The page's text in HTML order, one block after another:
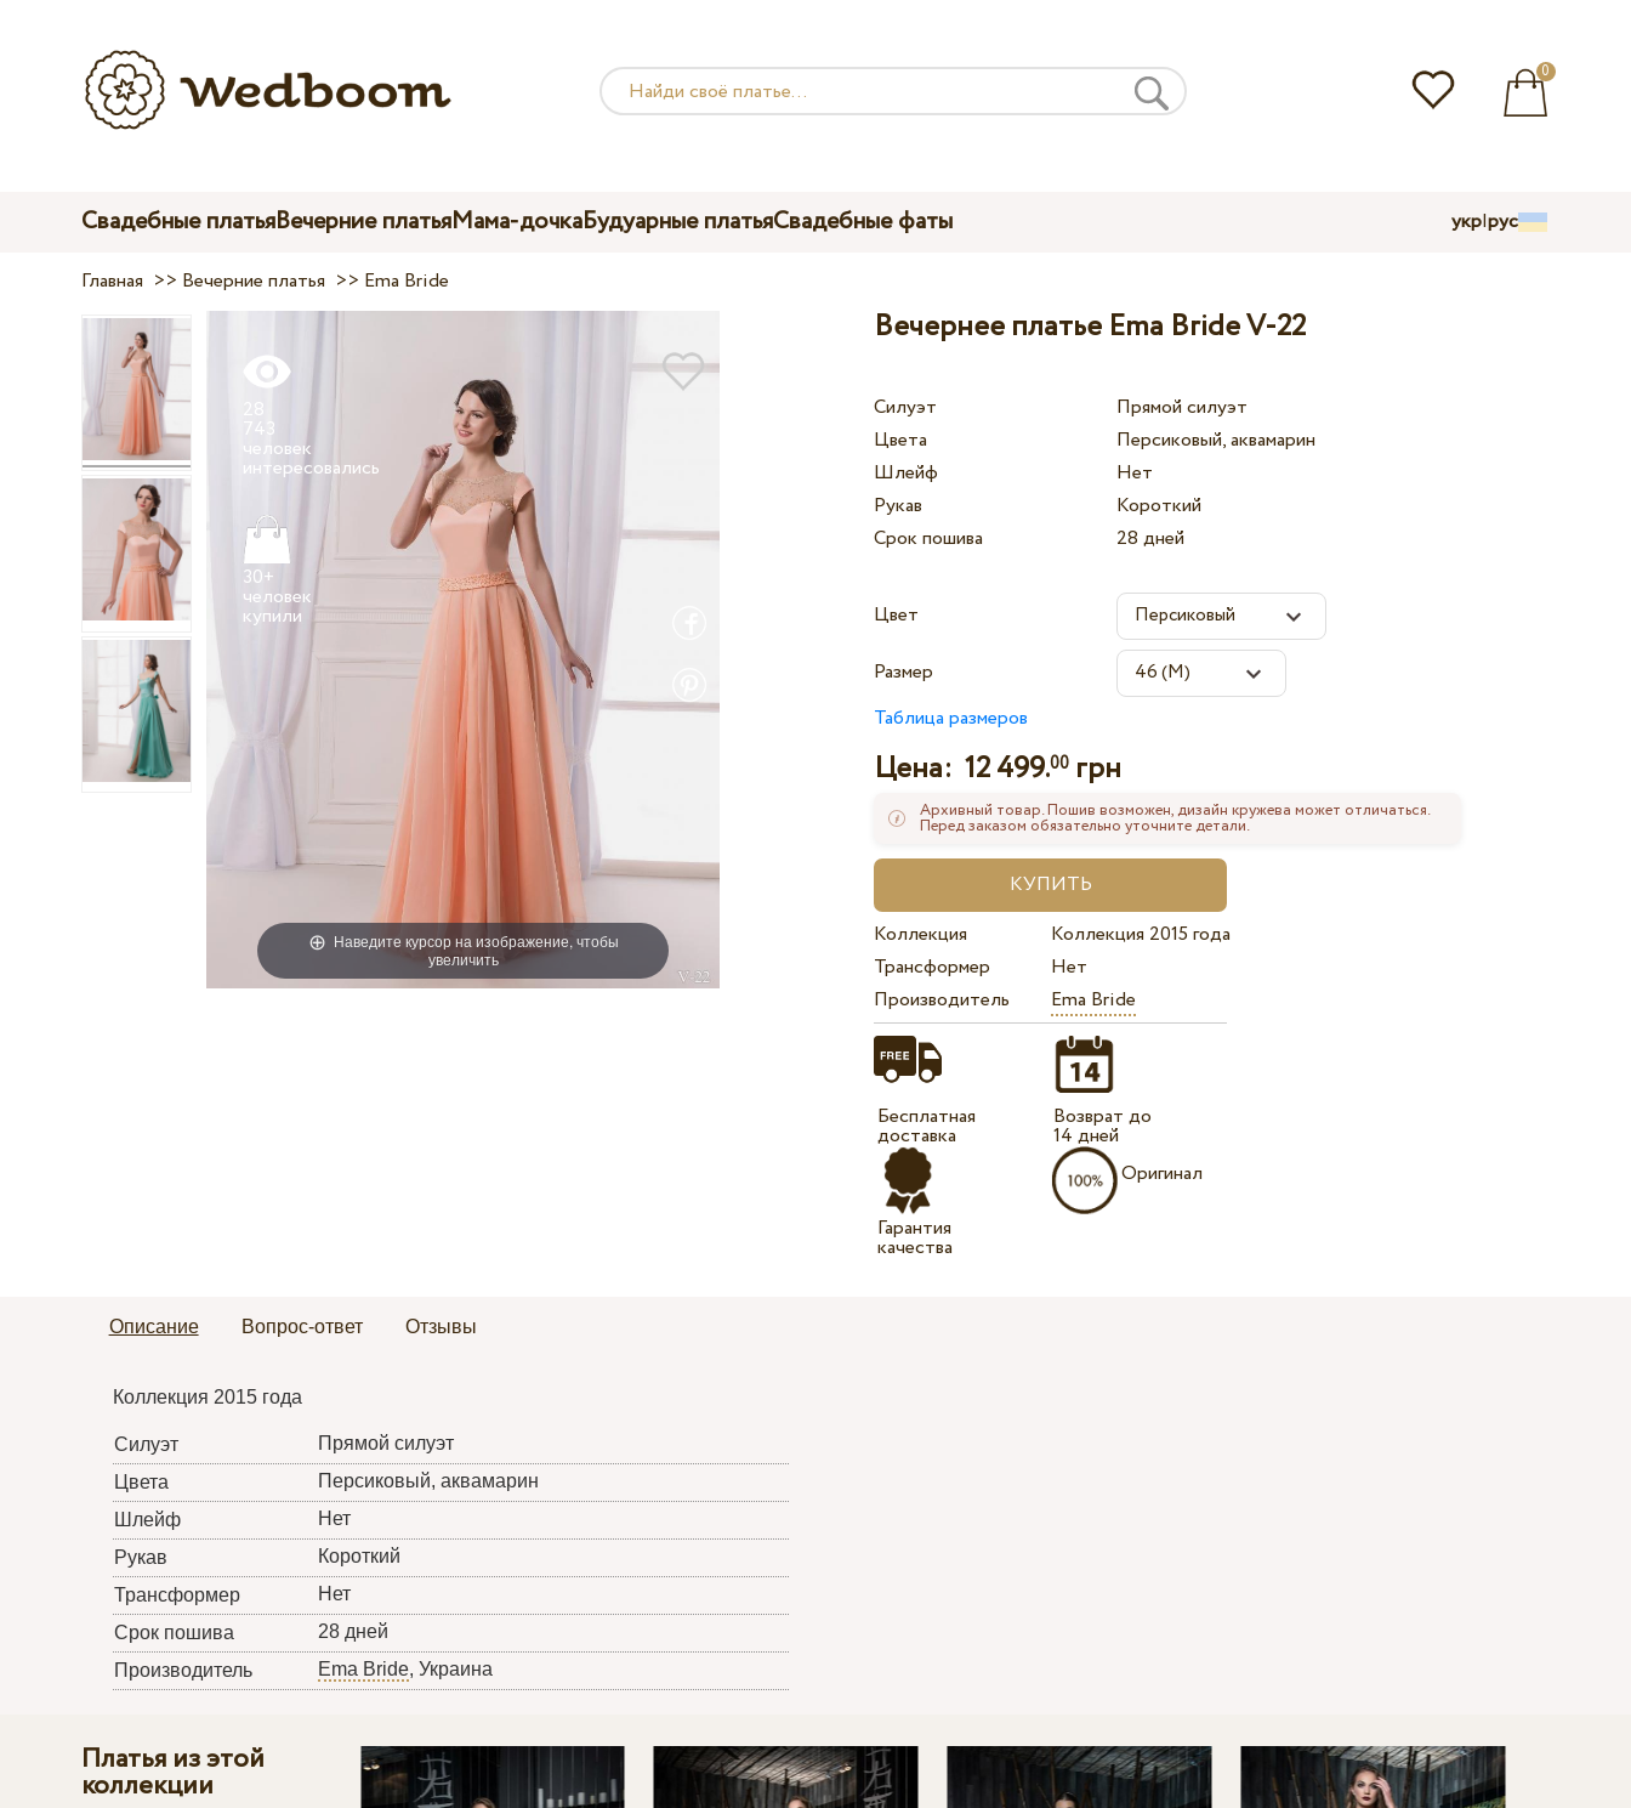
0
Свадебные платьяВечерние платьяМама-дочкаБудуарные платьяСвадебные фаты укр|рус
Главная >> Вечерние платья >> Ema Bride
Наведите курсор на изображение, чтобы
увеличить
28
743
человек
30+
человек
Вечернее платье Ema Bride V-22
Силуэт
Прямой силуэт
Цвета
Персиковый, аквамарин
Шлейф
Нет
Рукав
Короткий
Срок пошива
28 дней
Цвет
Размер
Таблица размеров
Цена:12 499.00 грн
Архивный товар. Пошив возможен, дизайн кружева может отличаться.
Перед заказом обязательно уточните детали.
Коллекция
Коллекция 2015 года
Трансформер
Нет
Производитель
Ema Bride
Бесплатная
доставка
Гарантия
качества
Возврат до
14 дней
Оригинал
Описание Вопрос-ответ Отзывы
Коллекция 2015 года
Силуэт
Прямой силуэт
Цвета
Персиковый, аквамарин
Шлейф
Нет
Рукав
Короткий
Трансформер
Нет
Срок пошива
28 дней
Производитель
Ema Bride, Украина
Платья из этой
коллекции